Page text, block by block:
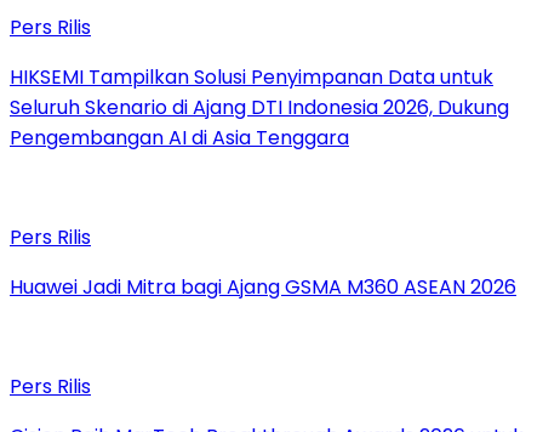
Pers Rilis
HIKSEMI Tampilkan Solusi Penyimpanan Data untuk
Seluruh Skenario di Ajang DTI Indonesia 2026, Dukung
Pengembangan AI di Asia Tenggara
Pers Rilis
Huawei Jadi Mitra bagi Ajang GSMA M360 ASEAN 2026
Pers Rilis